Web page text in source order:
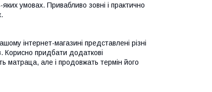
умовах. Привабливо зовні і практично
інтернет-магазині представлені різні
Корисно придбати додаткові
матраца, але і продовжать термін його